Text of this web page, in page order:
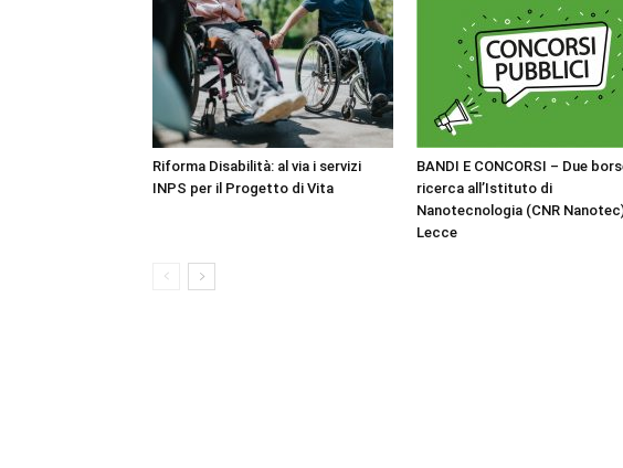
Riforma Disabilità: al via i servizi
INPS per il Progetto di Vita
BANDI E CONCORSI – Due
ricerca all’Istituto di
Nanotecnologia (CNR
Lecce